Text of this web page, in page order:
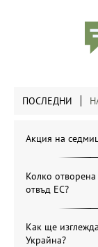
ПОСЛЕДНИ
Акция на
Колко
отвъд ЕС?
Как ще
Украйна?